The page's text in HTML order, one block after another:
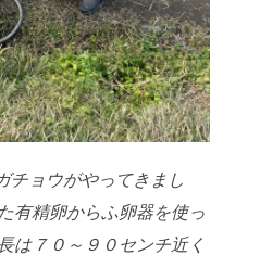
ョウがやってきまし
有精卵からふ卵器を使っ
は７０～９０センチ近く